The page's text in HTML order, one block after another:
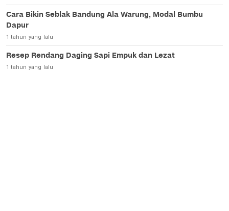
Cara Bikin Seblak Bandung Ala Warung, Modal Bumbu
Dapur
1 tahun yang lalu
Resep Rendang Daging Sapi Empuk dan Lezat
1 tahun yang lalu